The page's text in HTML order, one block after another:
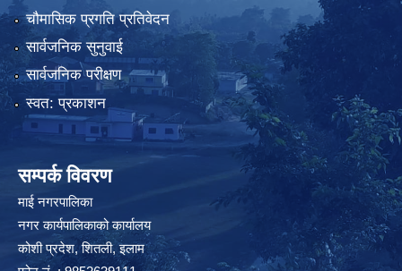
चौमासिक प्रगति प्रतिवेदन
सार्वजनिक सुनुवाई
सार्वजनिक परीक्षण
स्वत: प्रकाशन
सम्पर्क विवरण
माई नगरपालिका
नगर कार्यपालिकाको कार्यालय
कोशी प्रदेश, शितली, इलाम